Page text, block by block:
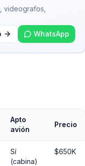
videografos,
WhatsApp
Apto
avión
Precio
Sí
(cabina)
$650K